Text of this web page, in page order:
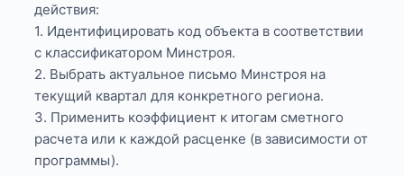
действия:
1. Идентифицировать код объекта в соответствии
с классификатором Минстроя.
2. Выбрать актуальное письмо Минстроя на
текущий квартал для конкретного региона.
3. Применить коэффициент к итогам сметного
расчета или к каждой расценке (в зависимости от
программы).